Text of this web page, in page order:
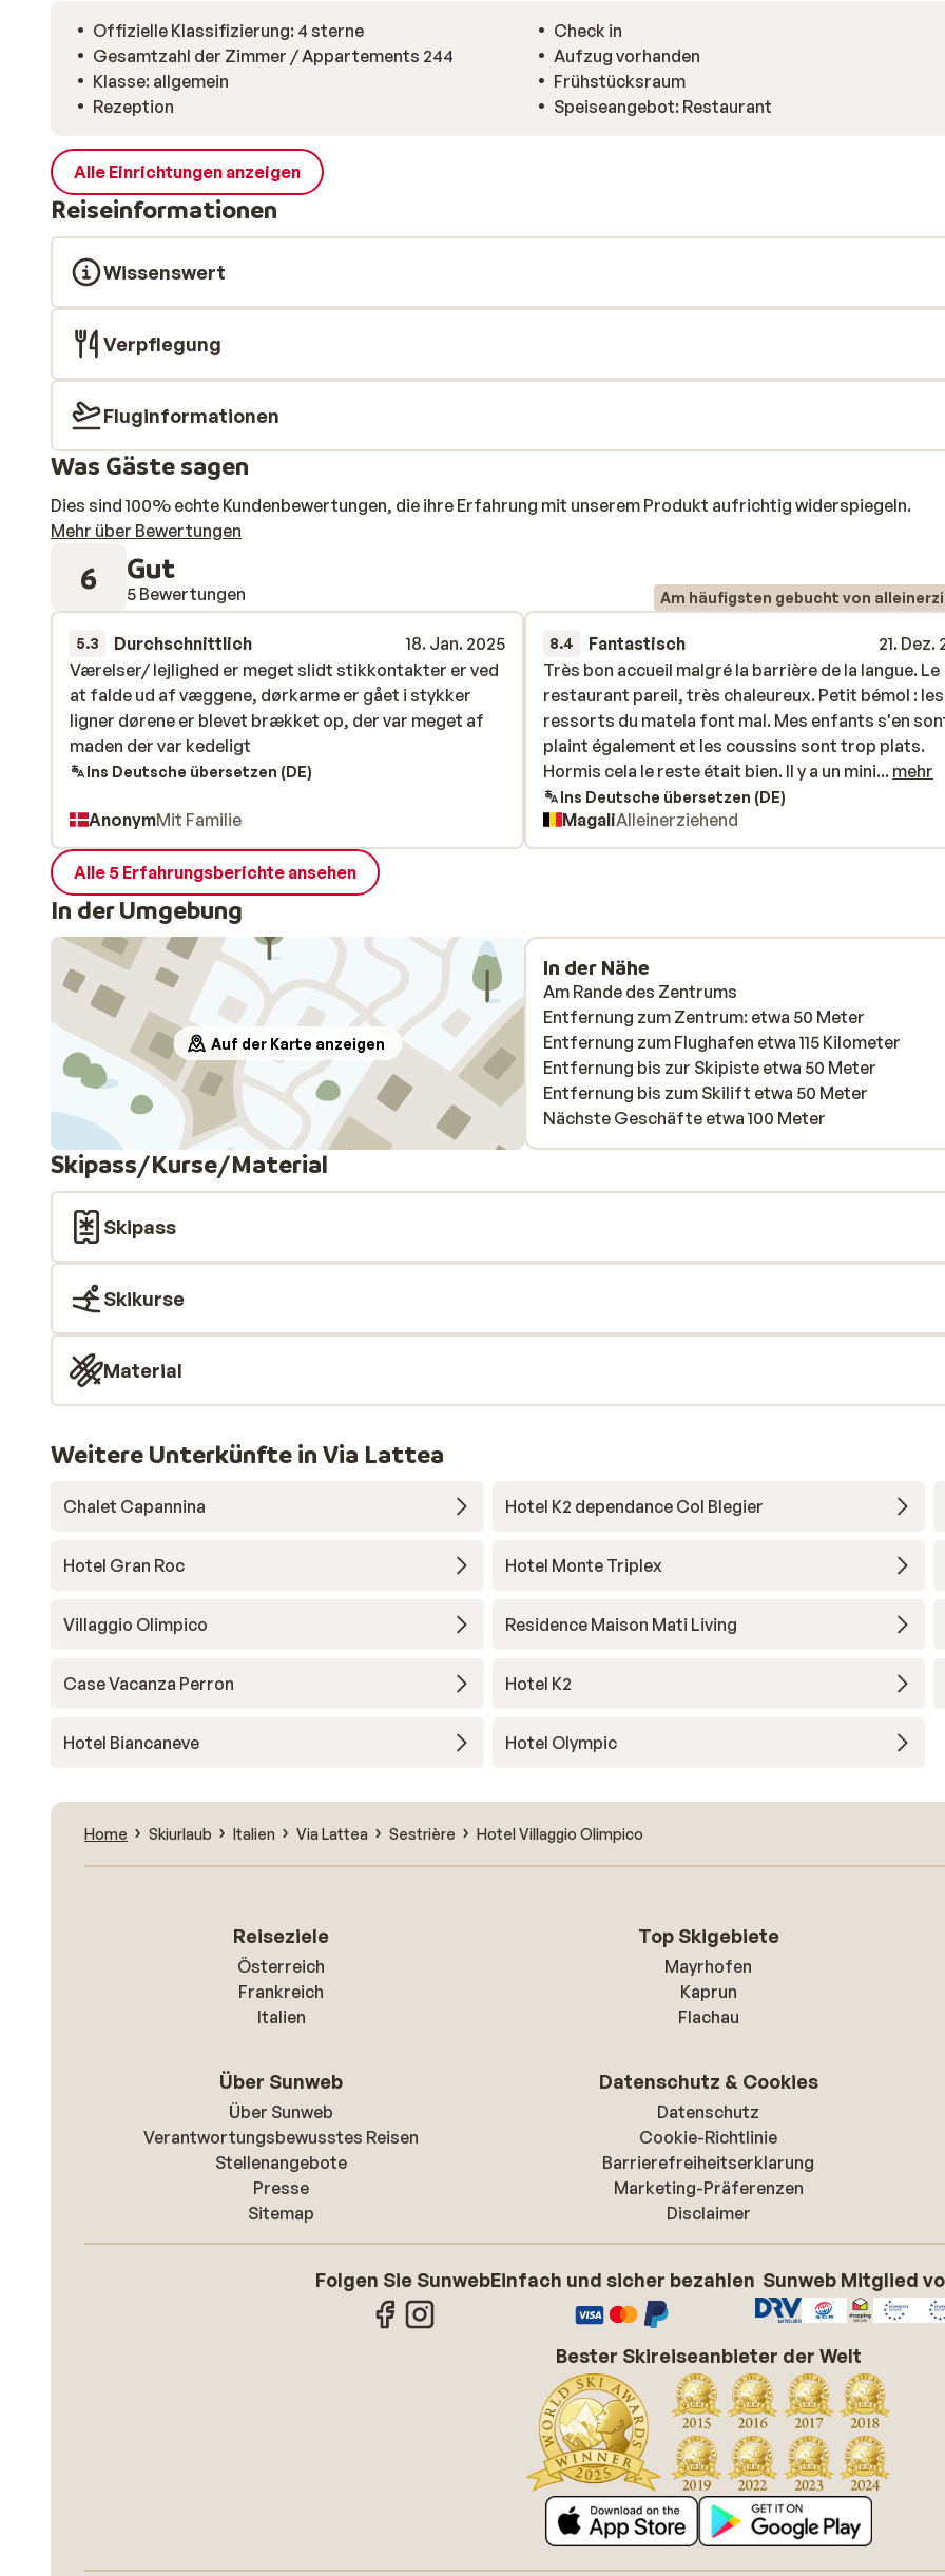
Offizielle Klassifizierung: 4 sterne
Gesamtzahl der Zimmer / Appartements 244
Klasse: allgemein
Rezeption
Check in
Aufzug vorhanden
Frühstücksraum
Speiseangebot: Restaurant
Alle Einrichtungen anzeigen
Reiseinformationen
Wissenswert
Verpflegung
Fluginformationen
Was Gäste sagen
Dies sind 100% echte Kundenbewertungen, die ihre Erfahrung mit unserem Produkt aufrichtig widerspiegeln.
Mehr über Bewertungen
6 Gut
5 Bewertungen Am häufigsten gebucht von
5.3 Durchschnittlich
18. Jan. 2025
Værelser/ lejlighed er meget slidt stikkontakter er ved
at falde ud af væggene, dørkarme er gået i stykker
ligner dørene er blevet brækket op, der var meget af
maden der var kedeligt
Værelser/ lejlighed er meget slidt stikkontakter er ved
at falde ud af væggene, dørkarme er gået i stykker
ligner dørene er blevet brækket op, der var meget af
maden der var kedeligt
Ins Deutsche übersetzen (DE)
AnonymMit Familie
8.4 Fantastisch
21. Dez.
Très bon accueil malgré la barrière de la langue. Le
restaurant pareil, très chaleureux. Petit bémol : les
ressorts du matela font mal. Mes enfants s'en
plaint également et les coussins sont trop plats.
Hormis cela le reste était bien. Il y a un mini club pour
les enfants. Par contre la piscine et la salle de gym
payantes. Les pistes de ski sont vraiment à deux
la location du matériel aussi. Le village avec les
Très bon accueil malgré la barrière de la langue. Le
restaurant pareil, très chaleureux. Petit bémol : les
ressorts du matela font mal. Mes enfants s'en
plaint également et les coussins sont trop plats.
Hormis cela le reste était bien. Il y a un mini... mehr
Ins Deutsche übersetzen (DE)
MagaliAlleinerziehend
Alle 5 Erfahrungsberichte ansehen
In der Umgebung
Auf der Karte anzeigen
In der Nähe
Am Rande des Zentrums
Entfernung zum Zentrum: etwa 50 Meter
Entfernung zum Flughafen etwa 115 Kilometer
Entfernung bis zur Skipiste etwa 50 Meter
Entfernung bis zum Skilift etwa 50 Meter
Nächste Geschäfte etwa 100 Meter
Skipass/Kurse/Material
Skipass
Skikurse
Material
Weitere Unterkünfte in Via Lattea
Chalet Capannina Hotel K2 dependance Col Blegier
Hotel Gran Roc Hotel Monte Triplex
Villaggio Olimpico Residence Maison Mati Living
Case Vacanza Perron Hotel K2
Hotel Biancaneve Hotel Olympic
Home Skiurlaub Italien Via Lattea Sestrière Hotel Villaggio Olimpico
Reiseziele
Österreich
Frankreich
Italien
Top Skigebiete
Mayrhofen
Kaprun
Flachau
Über Sunweb
Über Sunweb
Verantwortungsbewusstes Reisen
Stellenangebote
Presse
Sitemap
Datenschutz & Cookies
Datenschutz
Cookie-Richtlinie
Barrierefreiheitserklarung
Marketing-Präferenzen
Disclaimer
Folgen Sie SunwebEinfach und sicher bezahlen Sunweb Mitglied
Bester Skireiseanbieter der Welt